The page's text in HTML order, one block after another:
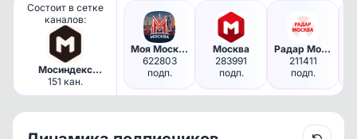
Состоит в сетке
каналов:
Мосиндекс
Медиа /
Московские
151 кан.
Моя Москва
622803
подп.
Москва
283991
подп.
Радар Москва и МО | Оповещения
211411
подп.